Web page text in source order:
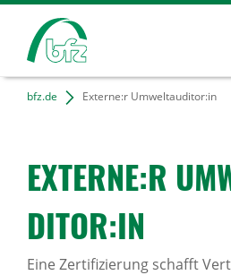
Bildungsangebote
Karriere
Über uns
bfz.de Externe:r Umweltauditor:in
EXTERNE:R
DITOR:IN
Eine Zertifizierung schafft